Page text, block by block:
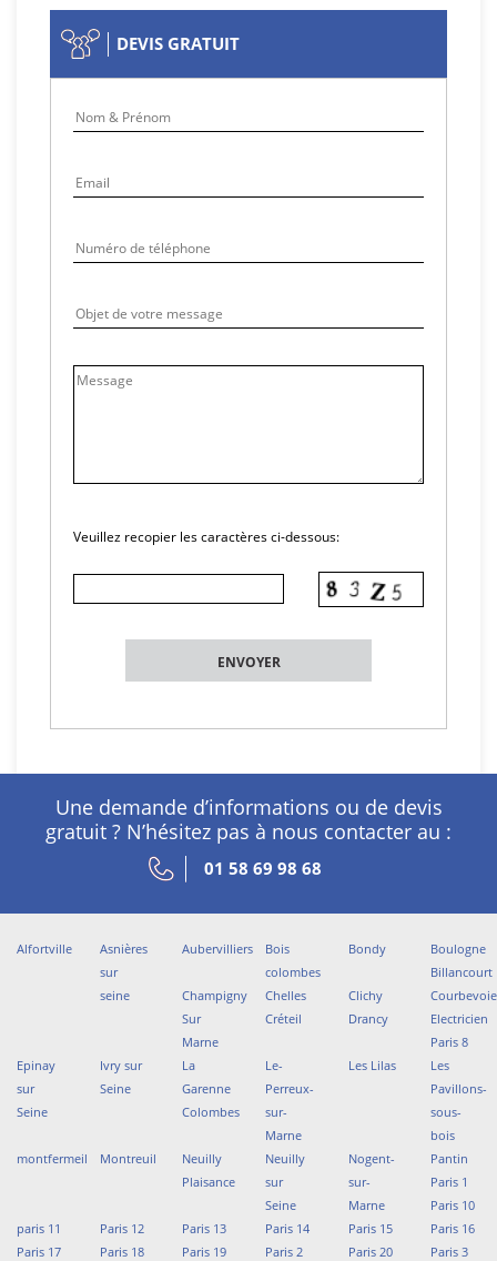
DEVIS GRATUIT
Veuillez recopier les caractères ci-dessous:
Une demande d’informations ou de devis
gratuit ? N’hésitez pas à nous contacter au :
01 58 69 98 68
Alfortville
Asnières
sur
seine
Aubervilliers
Bois
colombes
Bondy
Boulogne
Billancourt
Champigny
Sur
Marne
Chelles Clichy
Courbevoie
Créteil
Drancy
Electricien
Paris 8
Epinay
sur
Seine
Ivry sur
Seine
La
Garenne
Colombes
Le-
Perreux-
sur-
Marne
Les Lilas
Les
Pavillons-
sous-
bois
montfermeil
Montreuil
Neuilly
Plaisance
Neuilly
sur
Seine
Nogent-
sur-
Marne
Pantin
Paris 1
Paris 10
paris 11
Paris 12 Paris 13 Paris 14 Paris 15
Paris 16
Paris 17
Paris 18 Paris 19 Paris 2 Paris 20 Paris 3